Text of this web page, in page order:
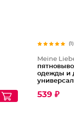
(1)
Meine
одежды и
539 ₽